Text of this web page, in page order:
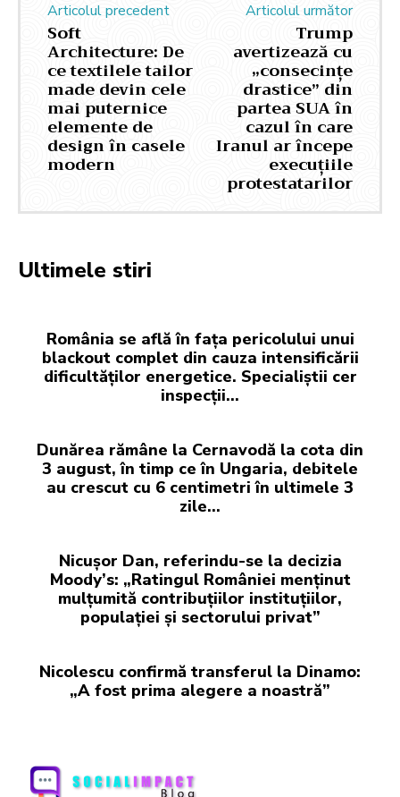
Articolul precedent
Soft
Architecture: De
ce textilele tailor
made devin cele
mai puternice
elemente de
design în casele
modern
Articolul următor
Trump
avertizează cu
„consecințe
drastice” din
partea SUA în
cazul în care
Iranul ar începe
execuțiile
protestatarilor
Ultimele stiri
România se află în fața pericolului unui
blackout complet din cauza intensificării
dificultăților energetice. Specialiștii cer
inspecții…
Dunărea rămâne la Cernavodă la cota din
3 august, în timp ce în Ungaria, debitele
au crescut cu 6 centimetri în ultimele 3
zile...
Nicușor Dan, referindu-se la decizia
Moody’s: „Ratingul României menținut
mulțumită contribuțiilor instituțiilor,
populației și sectorului privat”
Nicolescu confirmă transferul la Dinamo:
„A fost prima alegere a noastră”